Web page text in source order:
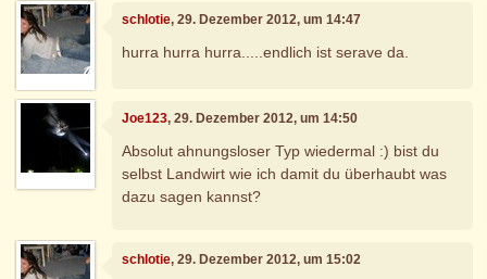
schlotie, 29. Dezember 2012, um 14:47
hurra hurra hurra.....endlich ist serave da.
Joe123, 29. Dezember 2012, um 14:50
Absolut ahnungsloser Typ wiedermal :) bist du
selbst Landwirt wie ich damit du überhaubt was
dazu sagen kannst?
schlotie, 29. Dezember 2012, um 15:02